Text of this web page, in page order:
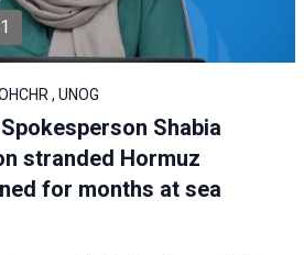
1
, UNOG
Shabia
stranded Hormuz
for months at sea